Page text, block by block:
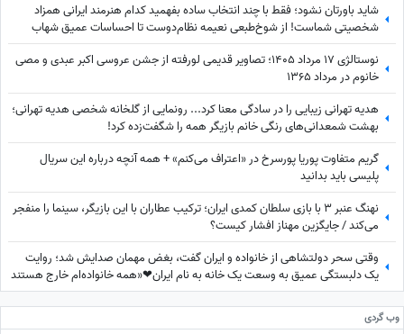
شاید باورتان نشود؛ فقط با چند انتخاب ساده بفهمید کدام هنرمند ایرانی همزاد
شخصیتی شماست! از شوخ‌طبعی نعیمه نظام‌دوست تا احساسات عمیق شهاب
حسینی؛ شما شبیه کدام‌یک هستید؟
نوستالژی 17 مرداد 1405؛ تصاویر قدیمی لورفته از جشن عروسی اکبر عبدی و مصی
خانوم در مرداد 1365
هدیه تهرانی زیبایی را در سادگی معنا کرد... رونمایی از گلخانه شخصی هدیه تهرانی؛
بهشت شمعدانی‌های رنگی خانم بازیگر همه را شگفت‌زده کرد!
گریم متفاوت پوریا پورسرخ در «اعتراف می‌کنم» + همه آنچه درباره این سریال
پلیسی باید بدانید
نهنگ عنبر 3 با بازی سلطان کمدی ایران؛ ترکیب عطاران با این بازیگر، سینما را منفجر
می‌کند / جایگزین مهناز افشار کیست؟
وقتی سحر دولتشاهی از خانواده و ایران گفت، بغض مهمان صدایش شد؛ روایت
یک دلبستگی عمیق به وسعت یک خانه به نام ایران❤«همه خانواده‌ام خارج هستند
ولی...»
وب گردی